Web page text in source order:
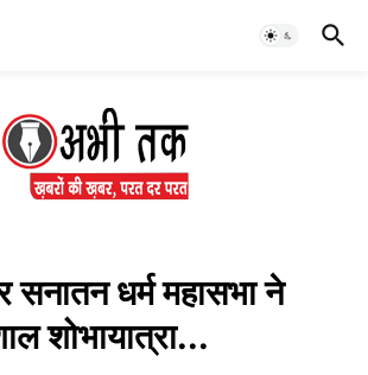
सनातन धर्म महासभा ने
शोभायात्रा...